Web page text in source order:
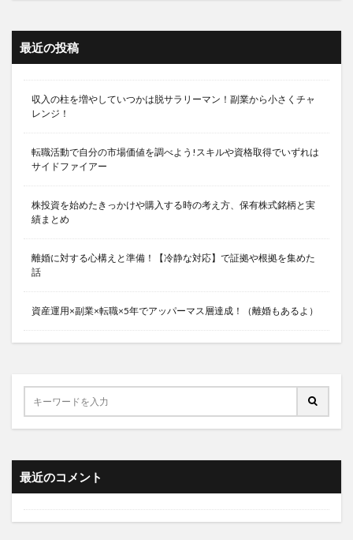
最近の投稿
収入の柱を増やしていつかは脱サラリーマン！副業から小さくチャ
レンジ！
転職活動で自分の市場価値を調べよう!スキルや資格取得でいずれは
サイドファイアー
株投資を始めたきっかけや購入する時の考え方、保有株式銘柄と実
績まとめ
離婚に対する心構えと準備！【冷静な対応】で証拠や根拠を集めた
話
資産運用×副業×転職×5年でアッパーマス層達成！（離婚もあるよ）
最近のコメント